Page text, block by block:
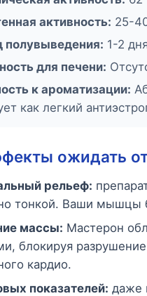
активность: 25-
полувыведения: 1-2
для печени:
к ароматизации:
как легкий
ожидать
рельеф:
тонкой. Ваши мышцы
массы: Мастерон
блокируя
кардио.
показателей: даже